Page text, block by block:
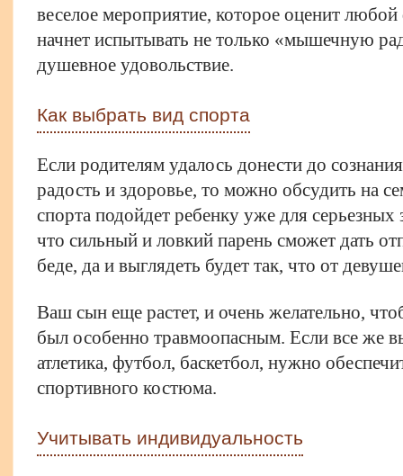
веселое мероприятие, которое оценит
начнет испытывать не только «мышечную
душевное удовольствие.
Как выбрать вид спорта
Если родителям удалось донести до
радость и здоровье, то можно обсудить на
спорта подойдет ребенку уже для
что сильный и ловкий парень сможет дать
беде, да и выглядеть будет так, что от
Ваш сын еще растет, и очень желательно,
был особенно травмоопасным. Если все же
атлетика, футбол, баскетбол, нужно
спортивного костюма.
Учитывать индивидуальность